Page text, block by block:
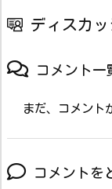
ディスカ
コメント一
まだ、コメント
コメントを